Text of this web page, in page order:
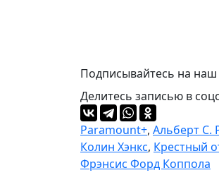
Подписывайтесь на наш
Делитесь записью в
Paramount+, Альберт С.
Колин Хэнкс, Крестный
Фрэнсис Форд Коппола